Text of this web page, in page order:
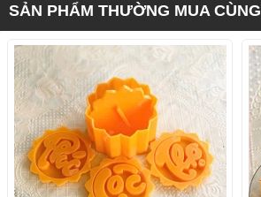
SẢN PHẨM THƯỜNG MUA CÙNG